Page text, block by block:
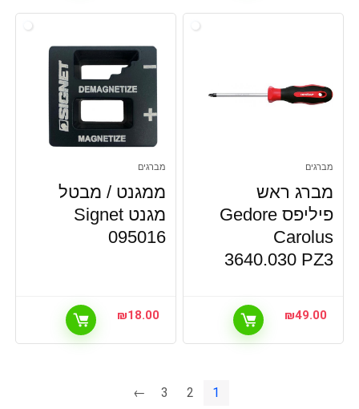
מברגים
מברג ראש
פיליפס Gedore
Carolus
3640.030 PZ3
₪49.00
מברגים
ממגנט / מבטל
מגנט Signet
095016
₪18.00
1
2
3
←